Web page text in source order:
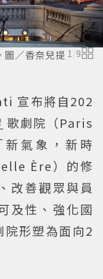
／香奈兒提 1/9
宣布將自202
歌劇院（Paris
氣象，新時
Ère）的修
改善觀眾與員
及性、強化國
形塑為面向2